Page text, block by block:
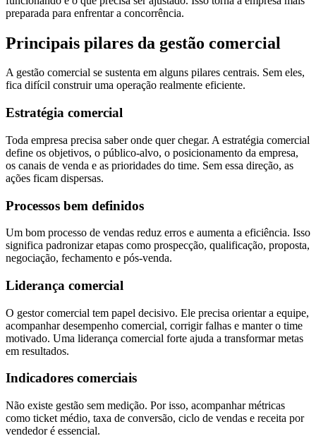
preparada para enfrentar a concorrência.
Principais pilares da gestão comercial
A gestão comercial se sustenta em alguns pilares centrais. Sem eles,
fica difícil construir uma operação realmente eficiente.
Estratégia comercial
Toda empresa precisa saber onde quer chegar. A estratégia comercial
define os objetivos, o público-alvo, o posicionamento da empresa,
os canais de venda e as prioridades do time. Sem essa direção, as
ações ficam dispersas.
Processos bem definidos
Um bom processo de vendas reduz erros e aumenta a eficiência. Isso
significa padronizar etapas como prospecção, qualificação, proposta,
negociação, fechamento e pós-venda.
Liderança comercial
O gestor comercial tem papel decisivo. Ele precisa orientar a equipe,
acompanhar desempenho comercial, corrigir falhas e manter o time
motivado. Uma liderança comercial forte ajuda a transformar metas
em resultados.
Indicadores comerciais
Não existe gestão sem medição. Por isso, acompanhar métricas
como ticket médio, taxa de conversão, ciclo de vendas e receita por
vendedor é essencial.